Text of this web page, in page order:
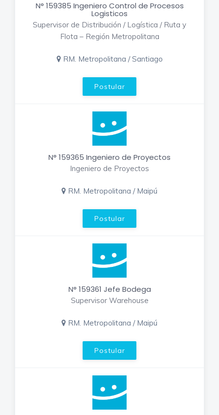
N° 159385 Ingeniero Control de Procesos
Logisticos
Supervisor de Distribución / Logística / Ruta y
Flota – Región Metropolitana
RM. Metropolitana / Santiago
Postular
N° 159365 Ingeniero de Proyectos
Ingeniero de Proyectos
RM. Metropolitana / Maipú
Postular
N° 159361 Jefe Bodega
Supervisor Warehouse
RM. Metropolitana / Maipú
Postular